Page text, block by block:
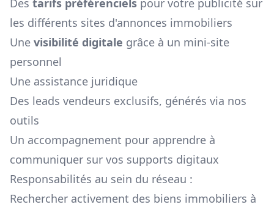
Des tarifs préférenciels pour votre publicité sur
les différents sites d'annonces immobiliers
Une visibilité digitale grâce à un mini-site
personnel
Une assistance juridique
Des leads vendeurs exclusifs, générés via nos
outils
Un accompagnement pour apprendre à
communiquer sur vos supports digitaux
Responsabilités au sein du réseau :
Rechercher activement des biens immobiliers à